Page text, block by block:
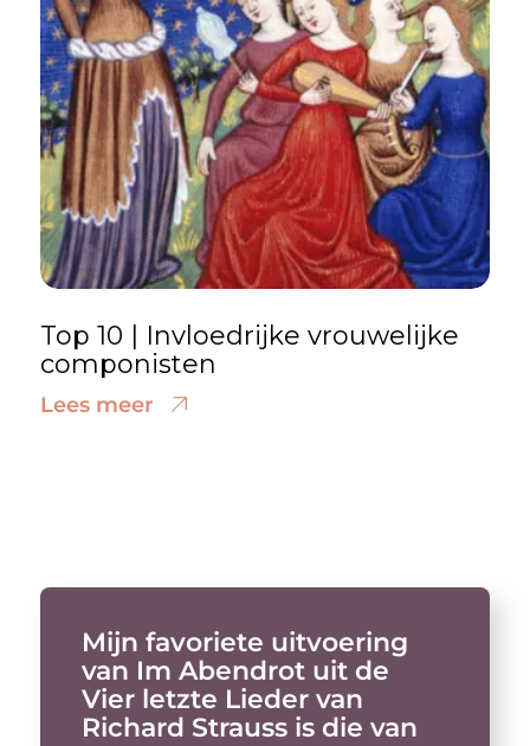
Top 10 | Invloedrijke vrouwelijke
componisten
Lees meer
Mijn favoriete uitvoering
van Im Abendrot uit de
Vier letzte Lieder van
Richard Strauss is die van